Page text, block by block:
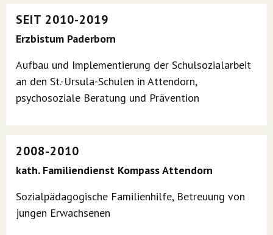
SEIT 2010-2019
Erzbistum Paderborn
Aufbau und Implementierung der Schulsozialarbeit
an den St.-Ursula-Schulen in Attendorn,
psychosoziale Beratung und Prävention
2008-2010
kath. Familiendienst Kompass Attendorn
Sozialpädagogische Familienhilfe, Betreuung von
jungen Erwachsenen